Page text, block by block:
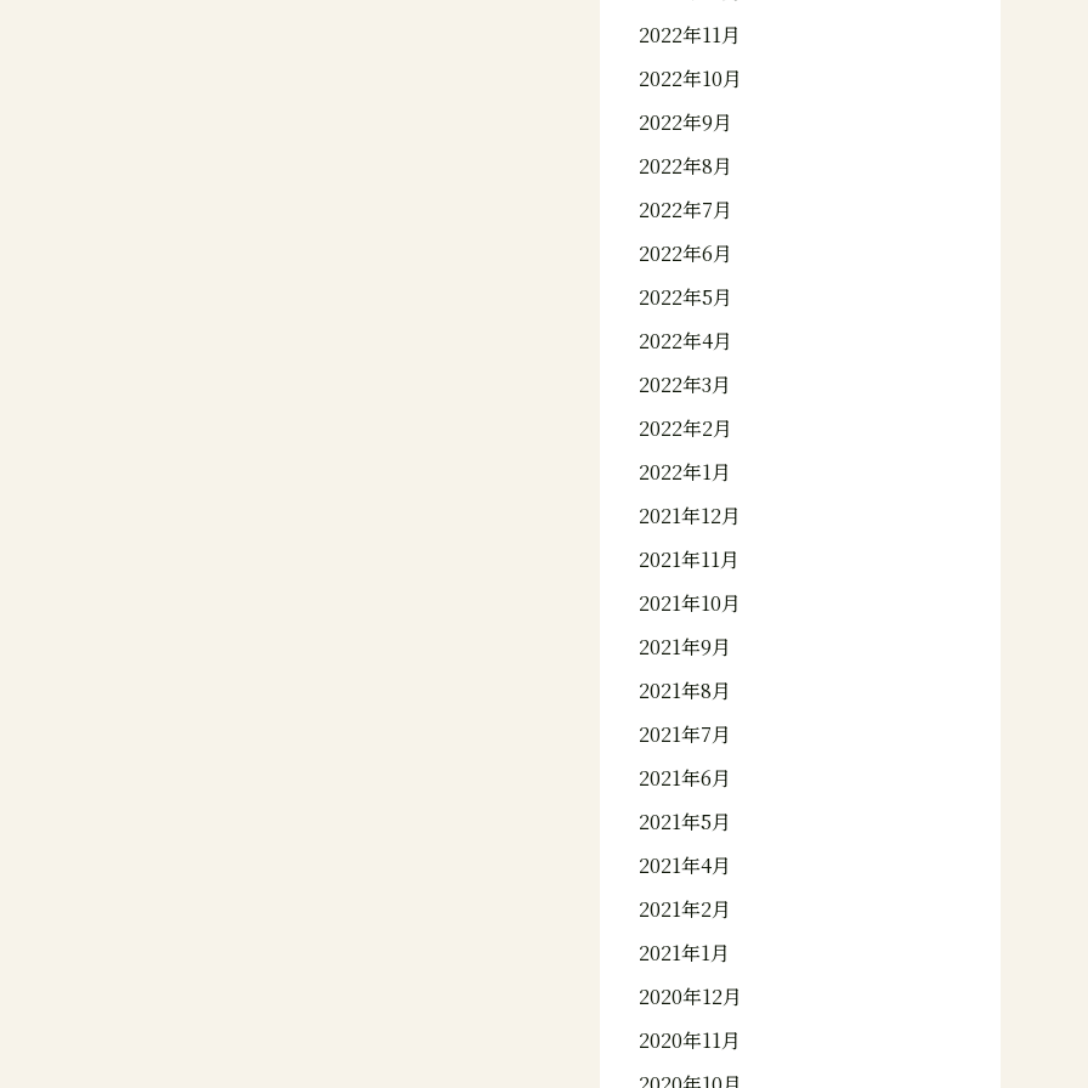
2022年11月
2022年10月
2022年9月
2022年8月
2022年7月
2022年6月
2022年5月
2022年4月
2022年3月
2022年2月
2022年1月
2021年12月
2021年11月
2021年10月
2021年9月
2021年8月
2021年7月
2021年6月
2021年5月
2021年4月
2021年2月
2021年1月
2020年12月
2020年11月